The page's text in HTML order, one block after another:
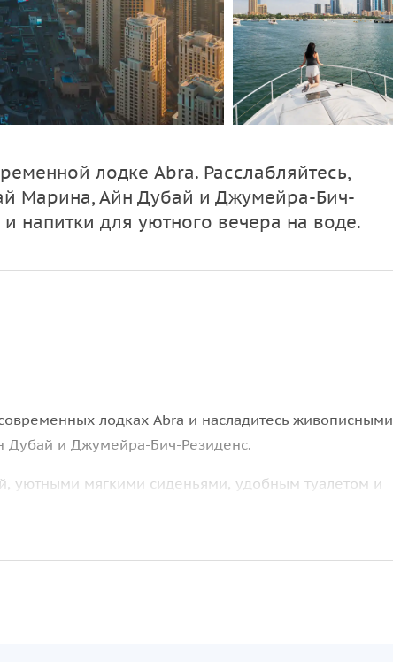
лодке Abra. Расслабляйтесь,
Марина, Айн Дубай и Джумейра-Бич-
напитки для уютного вечера на воде.
лодках Abra и насладитесь живописными
Дубай и Джумейра-Бич-Резиденс.
уютными мягкими сиденьями, удобным туалетом и
Это идеальное место, чтобы расслабиться и